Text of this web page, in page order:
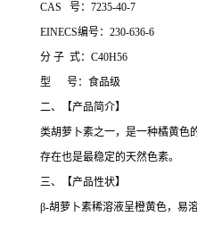
CAS 号：7235-40-7
EINECS编号：230-636-6
分 子 式：C40H56
型 号：食品级
二、【产品简介】
类胡萝卜素之一，是一种橘黄色
存在也是最稳定的天然色素。
三、【产品性状】
β-胡萝卜素稀溶液呈橙黄色，易